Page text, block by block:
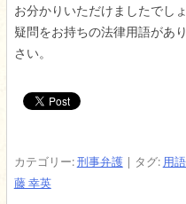
お分かりいただけましたでし
疑問をお持ちの法律用語があ
さい。
カテゴリー:刑事弁護| タグ: 用
藤 幸英